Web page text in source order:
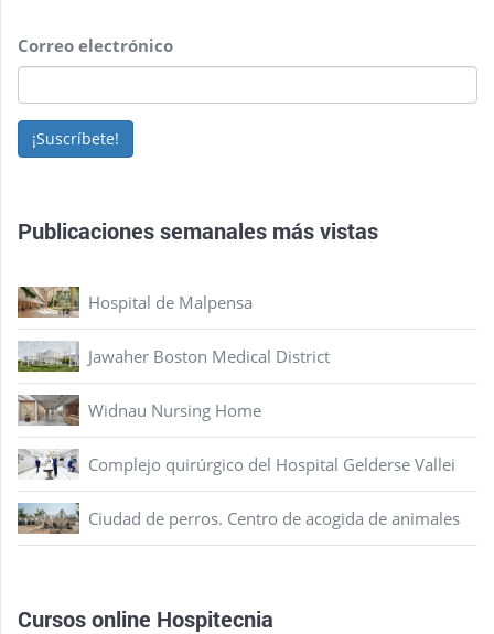
Correo electrónico
¡Suscríbete!
Publicaciones semanales más vistas
Hospital de Malpensa
Jawaher Boston Medical District
Widnau Nursing Home
Complejo quirúrgico del Hospital Gelderse Vallei
Ciudad de perros. Centro de acogida de animales
Cursos online Hospitecnia